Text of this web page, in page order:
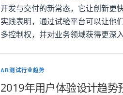
开发与交付的新常态，它让创新更
实践表明，通过试验平台可以让他
多控制权，并对业务领域获得更深
AB测试行业趋势
2019年用户体验设计趋势